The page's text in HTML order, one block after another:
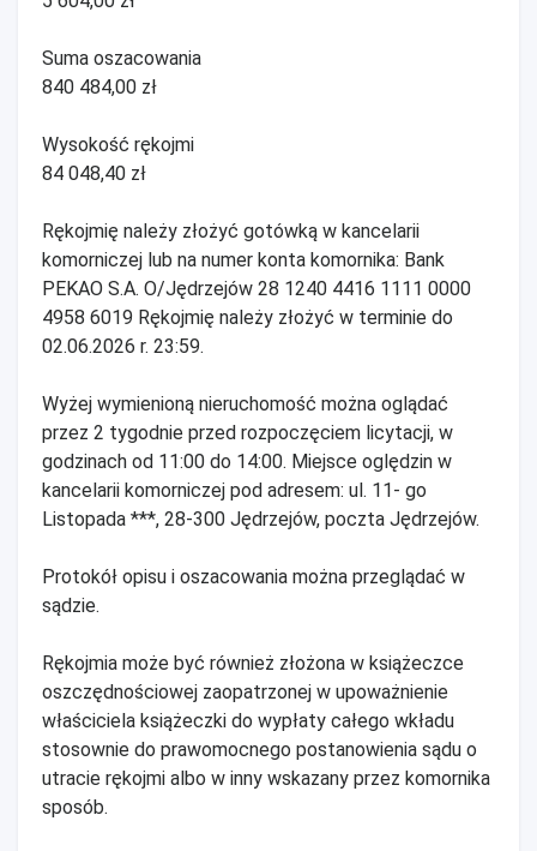
Suma oszacowania
840 484,00 zł
Wysokość rękojmi
84 048,40 zł
Rękojmię należy złożyć gotówką w kancelarii
komorniczej lub na numer konta komornika: Bank
PEKAO S.A. O/Jędrzejów 28 1240 4416 1111 0000
4958 6019 Rękojmię należy złożyć w terminie do
02.06.2026 r. 23:59.
Wyżej wymienioną nieruchomość można oglądać
przez 2 tygodnie przed rozpoczęciem licytacji, w
godzinach od 11:00 do 14:00. Miejsce oględzin w
kancelarii komorniczej pod adresem: ul. 11- go
Listopada ***, 28-300 Jędrzejów, poczta Jędrzejów.
Protokół opisu i oszacowania można przeglądać w
sądzie.
Rękojmia może być również złożona w książeczce
oszczędnościowej zaopatrzonej w upoważnienie
właściciela książeczki do wypłaty całego wkładu
stosownie do prawomocnego postanowienia sądu o
utracie rękojmi albo w inny wskazany przez komornika
sposób.